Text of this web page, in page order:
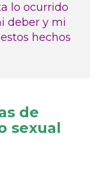
lo ocurrido
deber y mi
hechos
de
sexual